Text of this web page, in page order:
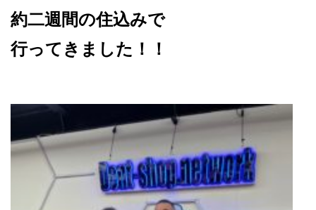
約二週間の住込みで
行ってきました！！